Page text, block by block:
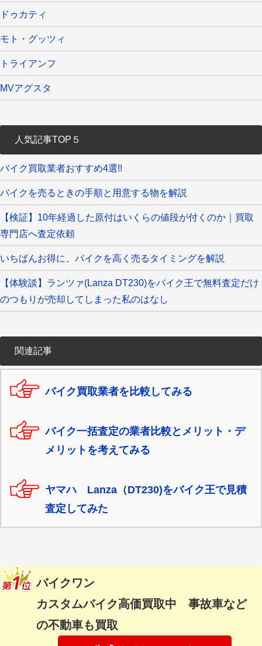
ドゥカティ
モト・グッツィ
トライアンフ
MVアグスタ
人気記事TOP５
バイク買取業者おすすめ4選!!
バイクを売るときの手順と用意する物を解説
【検証】10年経過した原付はいくらの値段が付くのか｜買取
専門店へ査定依頼
いちばんお得に、バイクを高く売るタイミングを解説
【体験談】ランツァ(Lanza DT230)をバイク王で無料査定だけ
のつもりが売却してしまった私のはなし
関連記事
バイク買取業者を比較してみる
バイク一括査定の業者比較とメリット・デ
メリットを考えてみる
ヤマハ Lanza（DT230)をバイク王で見積
査定してみた
バイクワン
カスタムバイク高価買取中 事故車など
の不動車も買取